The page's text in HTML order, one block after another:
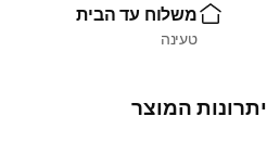
משלוח עד הבית
טעינה
יתרונות המוצר